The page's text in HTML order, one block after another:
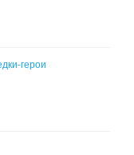
герои